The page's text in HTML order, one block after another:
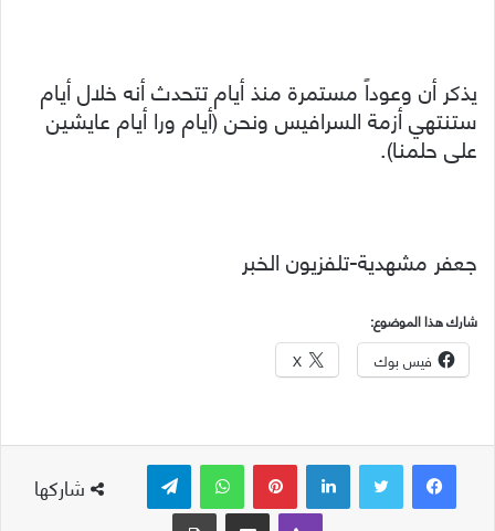
يذكر أن وعوداً مستمرة منذ أيام تتحدث أنه خلال أيام
ستنتهي أزمة السرافيس ونحن (أيام ورا أيام عايشين
على حلمنا).
جعفر مشهدية-تلفزيون الخبر
شارك هذا الموضوع:
فيس بوك X
شاركها
لينكدإن بينتيريست واتساب
ڤايبر
مشاركة عبر البريد طباعة